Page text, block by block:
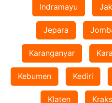
Indramayu
Jepara
Karanganyar
Kebumen Kediri
Klaten